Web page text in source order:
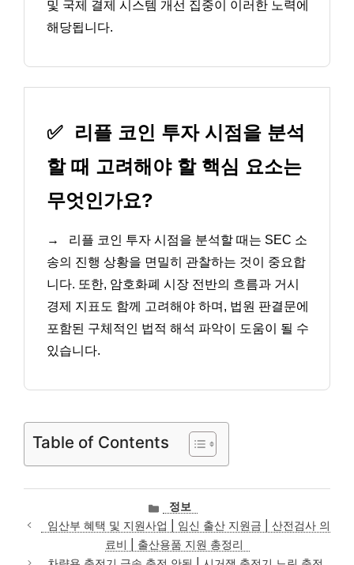
및 국제 결제 시스템 개선 집중이 이러한 노력에
해당됩니다.
✅
리플 코인 투자 시점을 분석
할 때 고려해야 할 핵심 요소는
무엇인가요?
→
리플 코인 투자 시점을 분석할 때는 SEC 소
송의 진행 상황을 면밀히 관찰하는 것이 중요합
니다. 또한, 암호화폐 시장 전반의 흐름과 거시
경제 지표도 함께 고려해야 하며, 법원 판결문에
포함된 구체적인 법적 해석 파악이 도움이 될 수
있습니다.
Table of Contents
카
테
고
리
정보
임산부 혜택 및 지원사업 | 임신 출산 지원금 | 산전검사 의
료비 | 출산용품 지원 총정리